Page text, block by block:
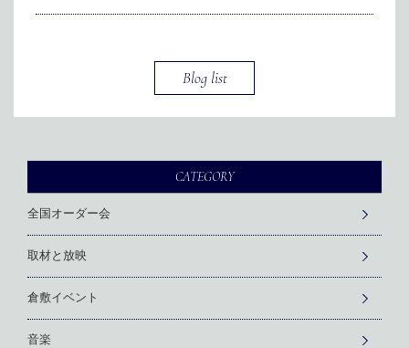
Blog list
CATEGORY
全国オーダー会
取材と放映
倉敷イベント
音楽